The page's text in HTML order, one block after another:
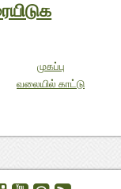
முகப்பு
வலையில் காட்டு